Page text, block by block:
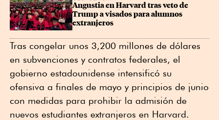
Angustia en Harvard tras veto de
Trump a visados para alumnos
extranjeros
Tras congelar unos 3,200 millones de dólares
en subvenciones y contratos federales, el
gobierno estadounidense intensificó su
ofensiva a finales de mayo y principios de junio
con medidas para prohibir la admisión de
nuevos estudiantes extranjeros en Harvard.